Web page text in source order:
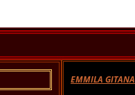
EMMILA GITANA